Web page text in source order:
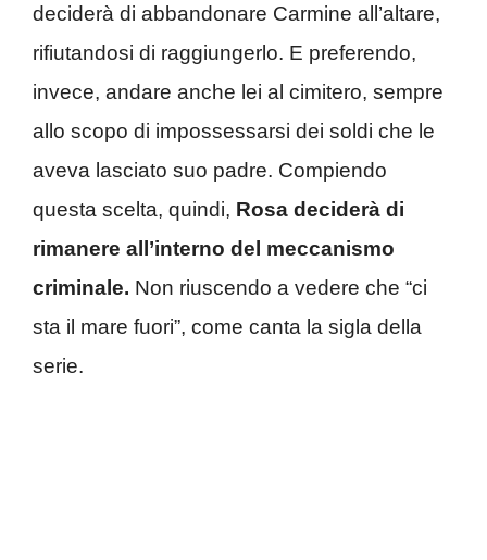
deciderà di abbandonare Carmine all’altare,
rifiutandosi di raggiungerlo. E preferendo,
invece, andare anche lei al cimitero, sempre
allo scopo di impossessarsi dei soldi che le
aveva lasciato suo padre. Compiendo
questa scelta, quindi, Rosa deciderà di
rimanere all’interno del meccanismo
criminale. Non riuscendo a vedere che “ci
sta il mare fuori”, come canta la sigla della
serie.